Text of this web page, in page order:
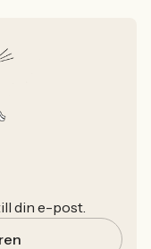
din e-post.